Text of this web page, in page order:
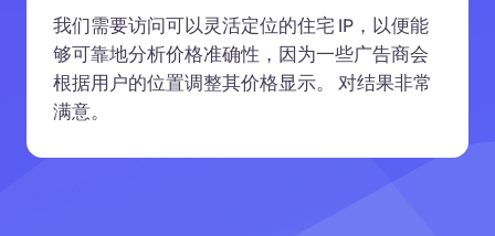
我们需要访问可以灵活定位的住宅 IP，以便能
够可靠地分析价格准确性，因为一些广告商会
根据用户的位置调整其价格显示。 对结果非常
满意。